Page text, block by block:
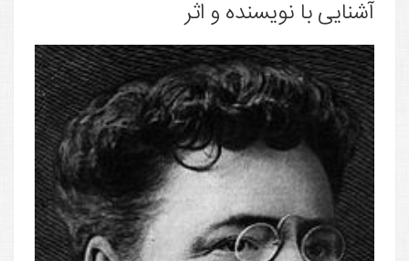
آشنایی با نویسنده و اثر